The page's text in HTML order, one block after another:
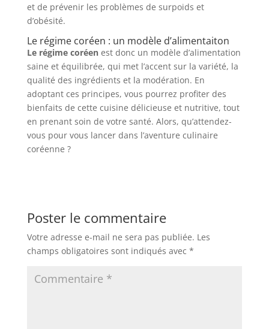
et de prévenir les problèmes de surpoids et
d’obésité.
Le régime coréen : un modèle d’alimentaiton
Le régime coréen est donc un modèle d’alimentation
saine et équilibrée, qui met l’accent sur la variété, la
qualité des ingrédients et la modération. En
adoptant ces principes, vous pourrez profiter des
bienfaits de cette cuisine délicieuse et nutritive, tout
en prenant soin de votre santé. Alors, qu’attendez-
vous pour vous lancer dans l’aventure culinaire
coréenne ?
Poster le commentaire
Votre adresse e-mail ne sera pas publiée. Les
champs obligatoires sont indiqués avec *